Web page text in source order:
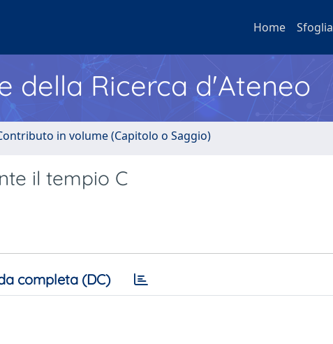
Home Sfoglia
della Ricerca d'Ateneo
in volume (Capitolo o Saggio)
il tempio C
completa (DC)